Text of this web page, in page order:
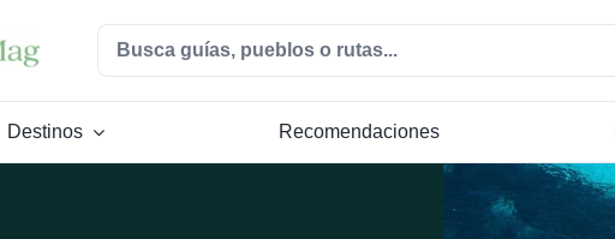
Buscar:
Destinos Recomendaciones